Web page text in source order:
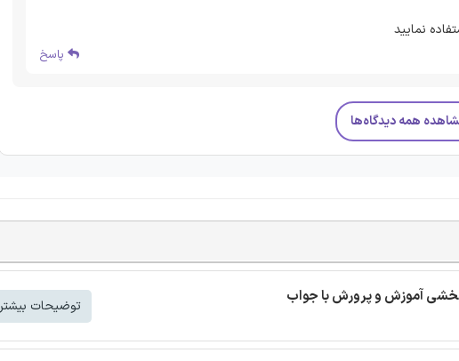
نمایید
پاسخ
همه دیدگاه‌ها
آموزش و پرورش با جواب توضیحات بیشتر